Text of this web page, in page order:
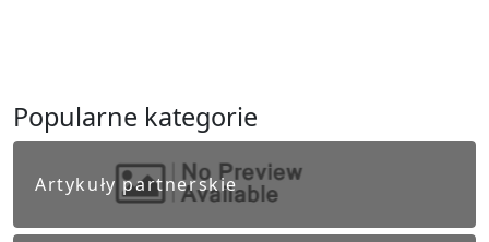
Popularne kategorie
Artykuły partnerskie